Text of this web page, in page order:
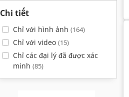
Chi tiết
Chỉ với hình ảnh (164)
Chỉ với video (15)
Chỉ các đại lý đã được xác
minh (85)